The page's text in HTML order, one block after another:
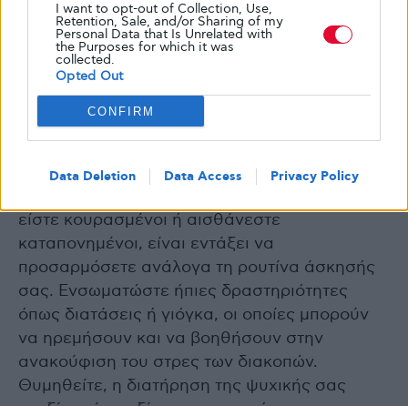
I want to opt-out of Collection, Use,
Retention, Sale, and/or Sharing of my
Personal Data that Is Unrelated with
the Purposes for which it was
collected.
Opted Out
CONFIRM
Data Deletion Data Access Privacy Policy
10. Ακούστε το σώμα
σας
Κατά τη διάρκεια των διακοπών, είναι
είστε κουρασμένοι ή αισθάνεστε
καταπονημένοι, είναι εντάξει να
προσαρμόσετε ανάλογα τη ρουτίνα άσκησής
σας. Ενσωματώστε ήπιες δραστηριότητες
όπως διατάσεις ή γιόγκα, οι οποίες μπορούν
να ηρεμήσουν και να βοηθήσουν στην
ανακούφιση του στρες των διακοπών.
Θυμηθείτε, η διατήρηση της ψυχικής σας